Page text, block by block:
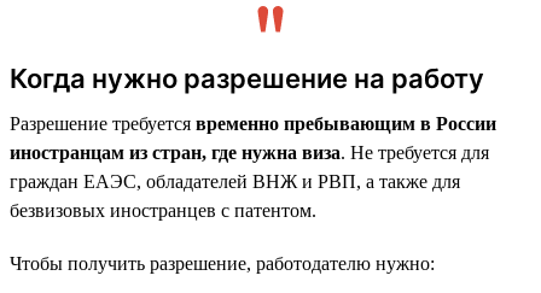
Когда нужно разрешение на работу
Разрешение требуется временно пребывающим в России
иностранцам из стран, где нужна виза. Не требуется для
граждан ЕАЭС, обладателей ВНЖ и РВП, а также для
безвизовых иностранцев с патентом.
Чтобы получить разрешение, работодателю нужно: